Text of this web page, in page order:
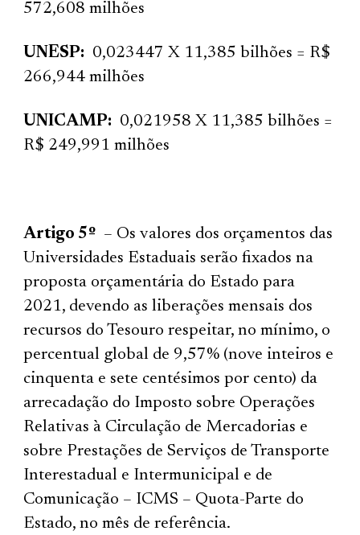
572,608 milhões
UNESP: 0,023447 X 11,385 bilhões = R$
266,944 milhões
UNICAMP: 0,021958 X 11,385 bilhões =
R$ 249,991 milhões
Artigo 5º – Os valores dos orçamentos das
Universidades Estaduais serão fixados na
proposta orçamentária do Estado para
2021, devendo as liberações mensais dos
recursos do Tesouro respeitar, no mínimo, o
percentual global de 9,57% (nove inteiros e
cinquenta e sete centésimos por cento) da
arrecadação do Imposto sobre Operações
Relativas à Circulação de Mercadorias e
sobre Prestações de Serviços de Transporte
Interestadual e Intermunicipal e de
Comunicação – ICMS – Quota-Parte do
Estado, no mês de referência.